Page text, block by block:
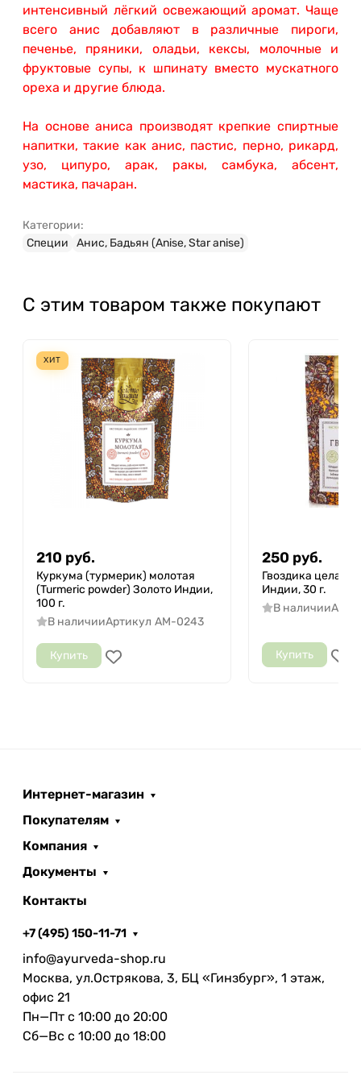
интенсивный лёгкий освежающий аромат. Чаще
всего анис добавляют в различные пироги,
печенье, пряники, оладьи, кексы, молочные и
фруктовые супы, к шпинату вместо мускатного
ореха и другие блюда.
На основе аниса производят крепкие спиртные
напитки, такие как анис, пастис, перно, рикард,
узо, ципуро, арак, ракы, самбука, абсент,
мастика, пачаран.
Категории:
Специи
Анис, Бадьян (Anise, Star anise)
С этим товаром также покупают
ХИТ
210 руб.
Куркума (турмерик) молотая
(Turmeric powder) Золото Индии,
100 г.
В наличииАртикул AM-0243
Купить
250 руб.
Гвоздика целая
Индии, 30 г.
В наличии
Купить
Интернет-магазин
Покупателям
Компания
Документы
Контакты
+7 (495) 150-11-71
info@ayurveda-shop.ru
Москва, ул.Острякова, 3, БЦ «Гинзбург», 1 этаж,
офис 21
Пн—Пт с 10:00 до 20:00
Сб—Вс с 10:00 до 18:00